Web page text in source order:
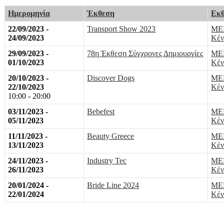
Ημερομηνία Έκθεση
22/09/2023 -
24/09/2023
Transport Show 2023
29/09/2023 -
01/10/2023
78η Έκθεση Σύγχρονες Δημιουργίες
20/10/2023 -
22/10/2023
10:00 - 20:00
Discover Dogs
03/11/2023 -
05/11/2023
Bebefest
11/11/2023 -
13/11/2023
Beauty Greece
24/11/2023 -
26/11/2023
Industry Tec
20/01/2024 -
22/01/2024
Bride Line 2024